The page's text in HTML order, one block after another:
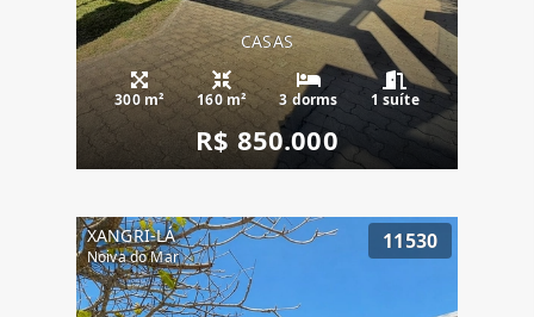
CASAS
300 m² 160 m² 3 dorms 1 suíte
R$ 850.000
XANGRI-LÁ
Noiva do Mar
11530